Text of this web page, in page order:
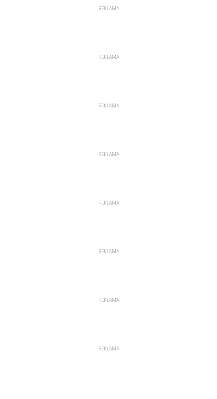
REKLAMA
REKLAMA
REKLAMA
REKLAMA
REKLAMA
REKLAMA
REKLAMA
REKLAMA